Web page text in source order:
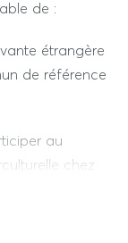
de :
étrangère
de référence
au
chez
: